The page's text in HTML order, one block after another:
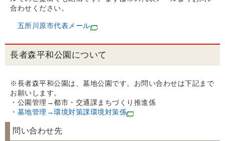
合わせください。
五所川原市代表メール
長者森平和公園について
※長者森平和公園は、墓地公園です。お問い合わせは下記まで
お願いします。
・公園管理→都市・交通課まちづくり推進係
・ 墓地管理→環境対策課環境対策係
問い合わせ先